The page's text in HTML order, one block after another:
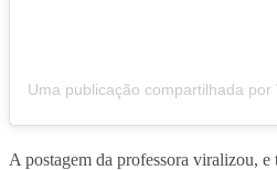
A postagem da professora viralizou,